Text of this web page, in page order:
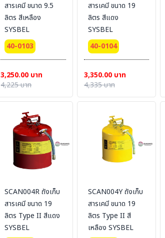
สารเคมี ขนาด 9.5
ลิตร สีเหลือง
SYSBEL
40-0103
3,250.00 บาท
4,225 บาท
สารเคมี ขนาด 19
ลิตร สีแดง
SYSBEL
40-0104
3,350.00 บาท
4,335 บาท
SCAN004R ถังเก็บ
สารเคมี ขนาด 19
ลิตร Type II สีแดง
SYSBEL
SCAN004Y ถังเก็บ
สารเคมี ขนาด 19
ลิตร Type II สี
เหลือง SYSBEL